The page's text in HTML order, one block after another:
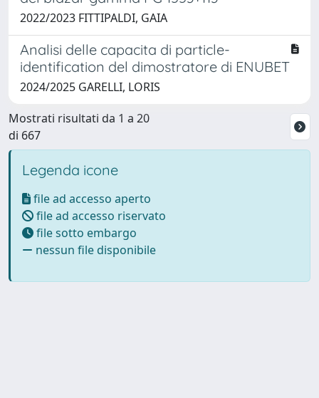
2022/2023 FITTIPALDI, GAIA
Analisi delle capacita di particle-
identification del dimostratore di ENUBET
2024/2025 GARELLI, LORIS
Mostrati risultati da 1 a 20
di 667
Legenda icone
file ad accesso aperto
file ad accesso riservato
file sotto embargo
nessun file disponibile